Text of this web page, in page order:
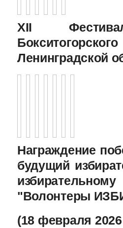
XII
Ленинградской
Награждение
будущий
"Волонтеры
(18 февраля